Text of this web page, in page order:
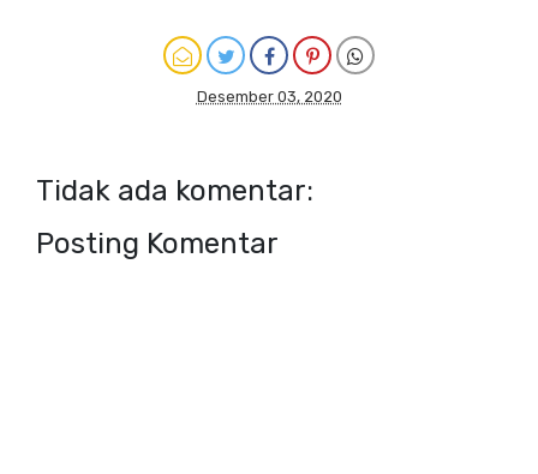
Desember 03, 2020
Tidak ada komentar:
Posting Komentar